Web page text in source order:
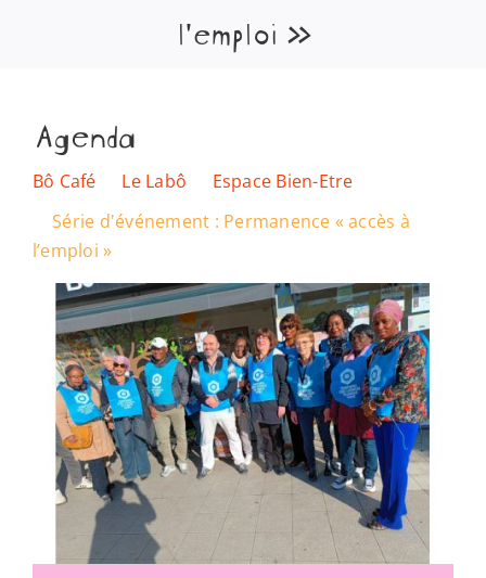
Ressources
Nous soutenir
Nous trouver
l’emploi »
Agenda
Bô Café Le Labô
Espace Bien-Etre
Série d'événement : Permanence « accès à
l’emploi »